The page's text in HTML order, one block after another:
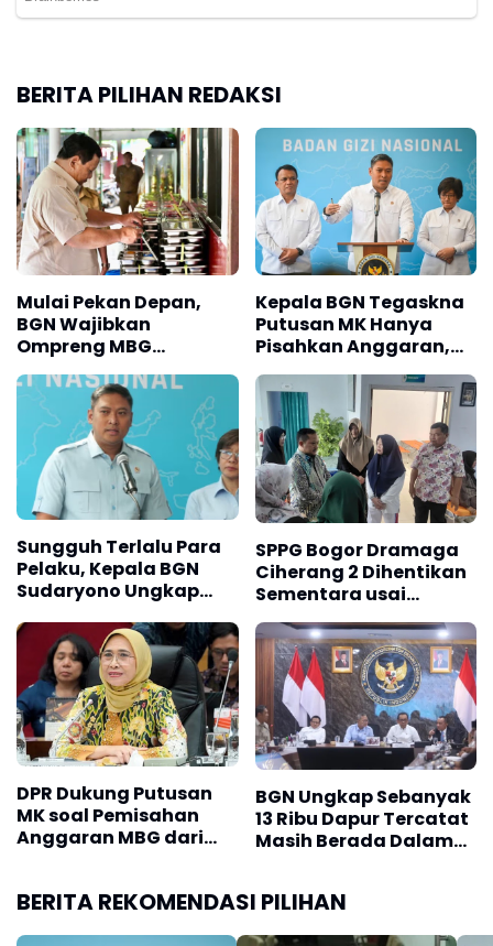
BERITA PILIHAN REDAKSI
Mulai Pekan Depan,
BGN Wajibkan
Ompreng MBG
Cantumkan Batas
Waktu Konsumsi
Kepala BGN Tegaskna
Putusan MK Hanya
Pisahkan Anggaran,
MBG Tetap Jalan
Sungguh Terlalu Para
Pelaku, Kepala BGN
Sudaryono Ungkap
Rekening Virtual pada
414 Dapur MBG
SPPG Bogor Dramaga
Ciherang 2 Dihentikan
Sementara usai
Insiden Penerima
Manfaat
DPR Dukung Putusan
MK soal Pemisahan
Anggaran MBG dari
BGN Ungkap Sebanyak
13 Ribu Dapur Tercatat
Masih Berada Dalam
Seluruhnya Siap
Beroperasi
BERITA REKOMENDASI PILIHAN